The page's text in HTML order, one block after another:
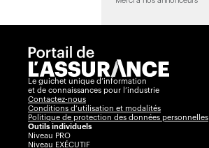
Le guichet unique d’information
et de connaissances pour l’industrie
Contactez-nous
Conditions d’utilisation et modalités
Politique de protection des données personnelles
Outils individuels
Niveau PRO
Niveau EXÉCUTIF